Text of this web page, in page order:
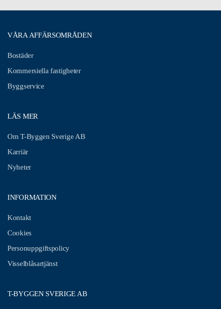
VÅRA AFFÄRSOMRÅDEN
Bostäder
Kommersiella fastigheter
Byggservice
LÄS MER
Om T-Byggen Sverige AB
Karriär
Nyheter
INFORMATION
Kontakt
Cookies
Personuppgiftspolicy
Visselblåsartjänst
T-BYGGEN SVERIGE AB